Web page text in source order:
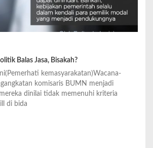
Balas Jasa, Bisakah?
kemasyarakatan)Wacana-
komisaris BUMN menjadi
dinilai tidak memenuhi kriteria
di bida